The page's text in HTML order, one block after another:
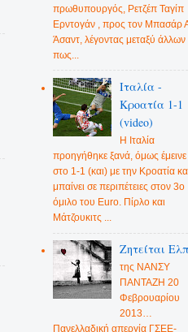
πρωθυπουργός, Ρετζέπ Ταγίπ
Ερντογάν , προς τον Μπασάρ
Άσαντ, λέγοντας μεταξύ άλλων
πως...
Ιταλία -
Κροατία 1-1
(video)
Η Ιταλία
προηγήθηκε ξανά, όμως έμεινε
στο 1-1 (και) με την Κροατία
μπαίνει σε περιπέτειες στον 3ο
όμιλο του Euro. Πίρλο και
Μάτζουκιτς ...
Ζητείται
της ΝΑΝΣΥ
ΠΑΝΤΑΖΗ 20
Φεβρουαρίου
2013…
Πανελλαδική απεργία ΓΣΕΕ-